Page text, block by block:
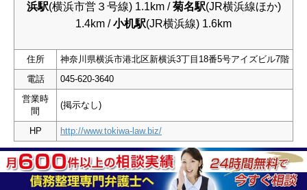
浜駅(横浜市営３号線) 1.1km /菊名駅(JR横浜線ほか)
1.4km /小机駅(JR横浜線) 1.6km
住所
神奈川県横浜市港北区新横浜3丁目18番5号アイズビル7階
電話
045-620-3640
営業時
間
(掲示なし)
HP http://www.tokiwa-law.biz/
横浜国立大学で法律を学び、弁護士となった常盤重雄弁
護士がだいひょうを努める法律事務所です。現在は横浜